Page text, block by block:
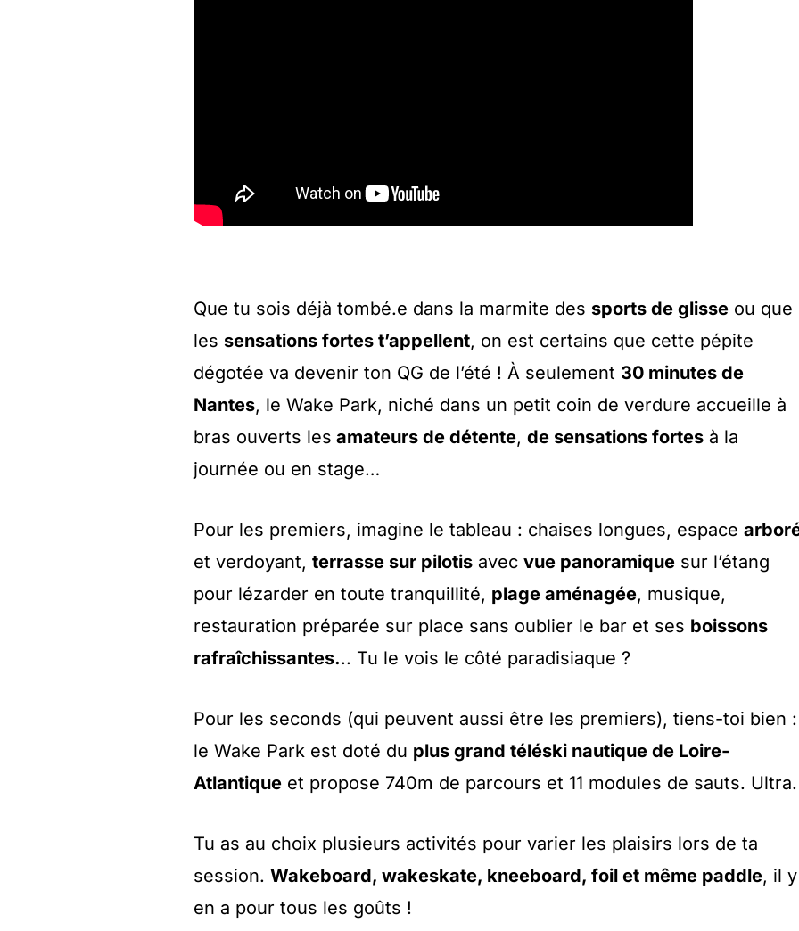
Que tu sois déjà tombé.e dans la marmite des sports de glisse ou que
les sensations fortes t’appellent, on est certains que cette pépite
dégotée va devenir ton QG de l’été ! À seulement 30 minutes de
Nantes, le Wake Park, niché dans un petit coin de verdure accueille à
bras ouverts les amateurs de détente, de sensations fortes à la
journée ou en stage…
Pour les premiers, imagine le tableau : chaises longues, espace
et verdoyant, terrasse sur pilotis avec vue panoramique sur l’étang
pour lézarder en toute tranquillité, plage aménagée, musique,
restauration préparée sur place sans oublier le bar et ses boissons
rafraîchissantes... Tu le vois le côté paradisiaque ?
Pour les seconds (qui peuvent aussi être les premiers), tiens-toi bien :
le Wake Park est doté du plus grand téléski nautique de Loire-
Atlantique et propose 740m de parcours et 11 modules de sauts. Ultra.
Tu as au choix plusieurs activités pour varier les plaisirs lors de ta
session. Wakeboard, wakeskate, kneeboard, foil et même paddle, il y
en a pour tous les goûts !